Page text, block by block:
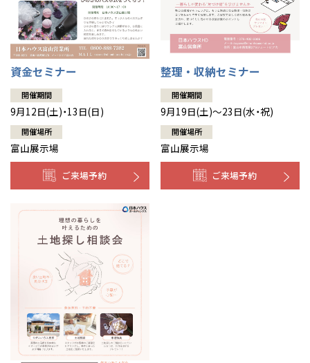
資金セミナー
開催期間
9月12日(土)・13日(日)
開催場所
富山展示場
ご来場予約
整理・収納セミナー
開催期間
9月19日(土)～23日(水・祝)
開催場所
富山展示場
ご来場予約